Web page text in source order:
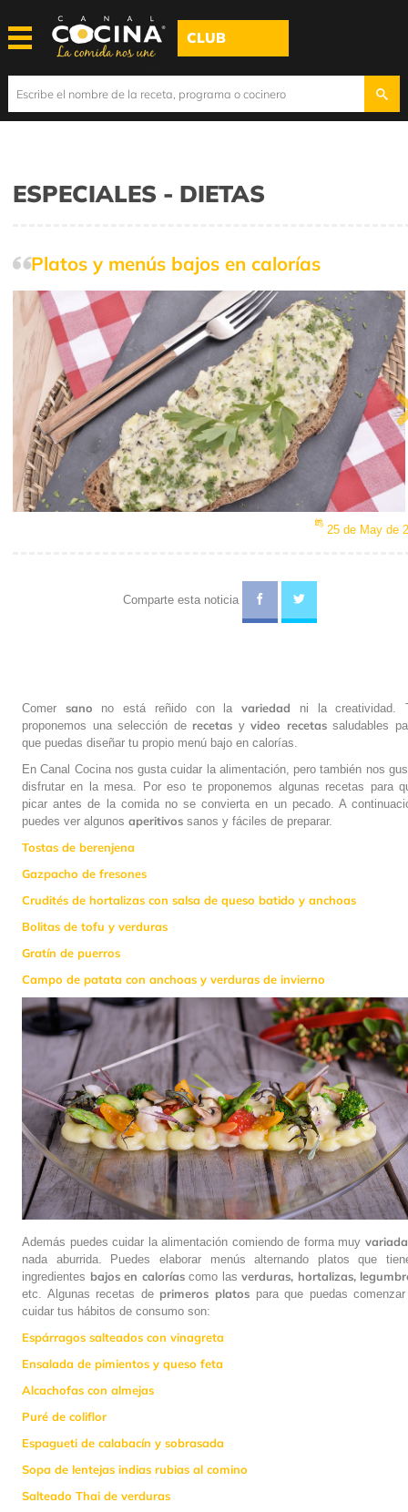
CLUB
ESPECIALES - DIETAS
Platos y menús bajos en calorías
25 de May de
Comparte esta noticia
Comer sano no está reñido con lavariedad ni la creatividad.
proponemos una selección de recetas yvideo recetassaludables
que puedas diseñar tu propio menú bajo en calorías.
En Canal Cocina nos gusta cuidar la alimentación, pero también nos
disfrutar en la mesa. Por eso te proponemos algunas recetas para
picar antes de la comida no se convierta en un pecado. A
puedes ver algunos aperitivos sanos y fáciles de preparar.
Tostas de berenjena
Gazpacho de fresones
Crudités de hortalizas con salsa de queso batido y anchoas
Bolitas de tofu y verduras
Gratín de puerros
Campo de patata con anchoas y verduras de invierno
Además puedes cuidar la alimentación comiendo de forma muy variada
nada aburrida. Puedes elaborar menús alternando platos que
ingredientes bajos en caloríascomo las verduras, hortalizas,
etc. Algunas recetas de primeros platos para que puedas
cuidar tus hábitos de consumo son:
Espárragos salteados con vinagreta
Ensalada de pimientos y queso feta
Alcachofas con almejas
Puré de coliflor
Espagueti de calabacín y sobrasada
Sopa de lentejas indias rubias al comino
Salteado Thai de verduras